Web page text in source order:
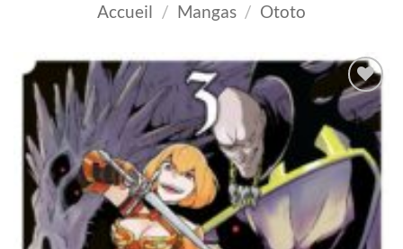
Accueil / Mangas / Ototo
Ajouter
à la
wishlist